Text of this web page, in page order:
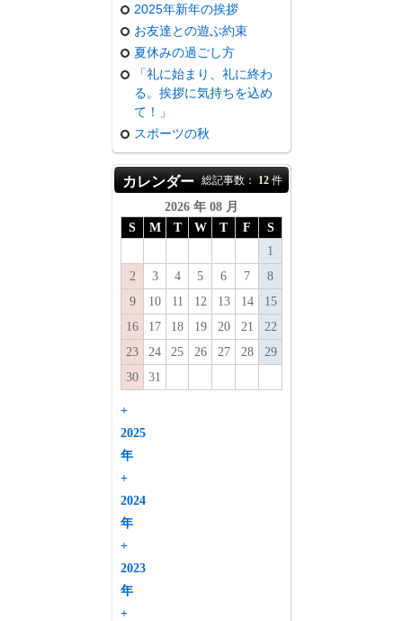
2025年新年の挨拶
お友達との遊ぶ約束
夏休みの過ごし方
「礼に始まり、礼に終わ
る。挨拶に気持ちを込め
て！」
スポーツの秋
カレンダー 総記事数： 12 件
2026 年 08 月
S
M T W T F
S
1
2
3 4 5 6 7
8
9
10 11 12 13 14
15
16
17 18 19 20 21
22
23
24 25 26 27 28
29
30
31
+
2025
年
+
2024
年
+
2023
年
+